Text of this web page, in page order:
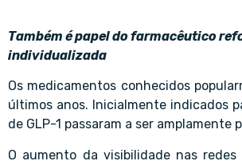
Também é papel do farmacêutico
individualizada
Os medicamentos conhecidos
últimos anos. Inicialmente indicados
de GLP-1 passaram a ser
O aumento da visibilidade nas